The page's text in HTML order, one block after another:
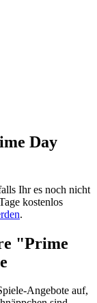
Day
Ihr es noch nicht
kostenlos
.
"Prime
Angebote auf,